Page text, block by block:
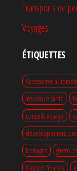
Transports de
Voyages
ÉTIQUETTES
Accessoires
assurance santé
conseils voyage
developpement
fromages
gastro-
Gestion finance